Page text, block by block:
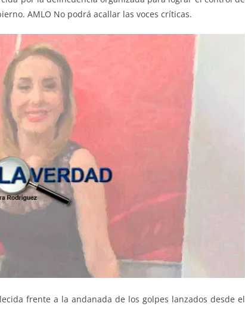
AMLO No podrá acallar las voces críticas.
frente a la andanada de los golpes lanzados desde el